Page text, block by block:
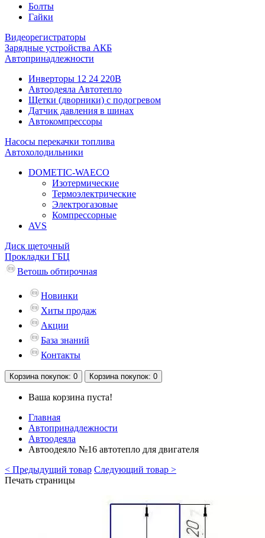
Болты
Гайки
Видеорегистраторы
Зарядные устройства АКБ
Автопринадлежности
Инверторы 12 24 220В
Автоодеяла Автотепло
Щетки (дворники) с подогревом
Датчик давления в шинах
Автокомпрессоры
Насосы перекачки топлива
Автохолодильники
DOMETIC-WAECO
Изотермические
Термоэлектрические
Электрогазовые
Компрессорные
AVS
Диск щеточный
Прокладки ГБЦ
Ветошь обтирочная
Новинки
Хиты продаж
Акции
База знаний
Контакты
Корзина покупок: 0 Корзина покупок: 0
Ваша корзина пуста!
Главная
Автопринадлежности
Автоодеяла
Автоодеяло №16 автотепло для двигателя
< Предыдущий товар Следующий товар >
Печать страницы